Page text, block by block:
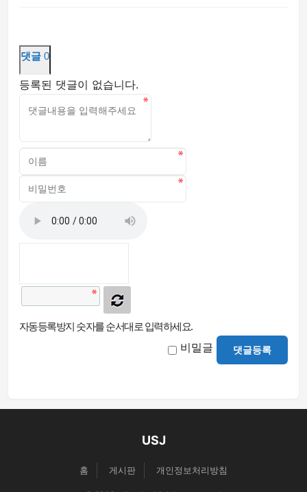
댓글 0
등록된 댓글이 없습니다.
자동등록방지 숫자를 순서대로 입력하세요.
비밀글 댓글등록
USJ
홈 게시판 개인정보처리방침